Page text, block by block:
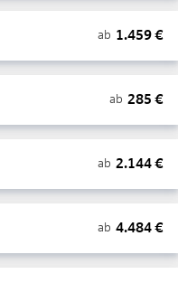
ab 1.459€
ab 285 €
ab 2.144€
ab 4.484€